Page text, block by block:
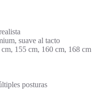
suave al tacto
155 cm, 160 cm, 168 cm
posturas